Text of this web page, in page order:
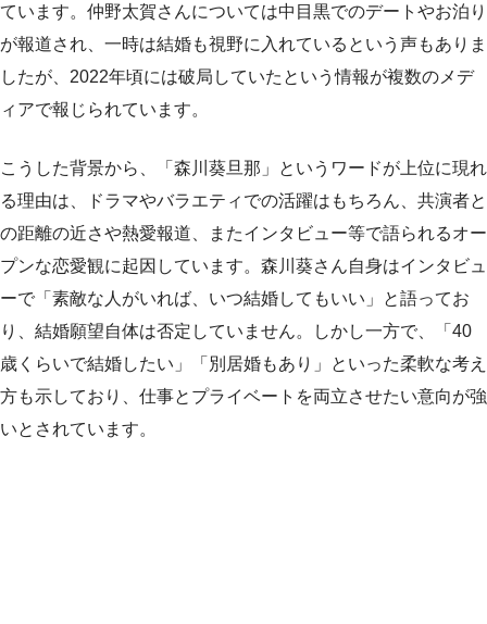
ています。仲野太賀さんについては中目黒でのデートやお泊り
が報道され、一時は結婚も視野に入れているという声もありま
したが、2022年頃には破局していたという情報が複数のメデ
ィアで報じられています。
こうした背景から、「森川葵旦那」というワードが上位に現れ
る理由は、ドラマやバラエティでの活躍はもちろん、共演者と
の距離の近さや熱愛報道、またインタビュー等で語られるオー
プンな恋愛観に起因しています。森川葵さん自身はインタビュ
ーで「素敵な人がいれば、いつ結婚してもいい」と語ってお
り、結婚願望自体は否定していません。しかし一方で、「40
歳くらいで結婚したい」「別居婚もあり」といった柔軟な考え
方も示しており、仕事とプライベートを両立させたい意向が強
いとされています。